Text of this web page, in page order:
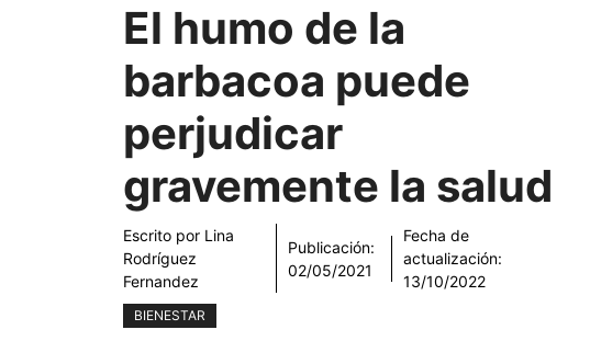
El humo de la
barbacoa puede
perjudicar
gravemente la salud
Escrito por Lina
Rodríguez
Fernandez
Publicación:
02/05/2021
Fecha de
actualización:
13/10/2022
BIENESTAR